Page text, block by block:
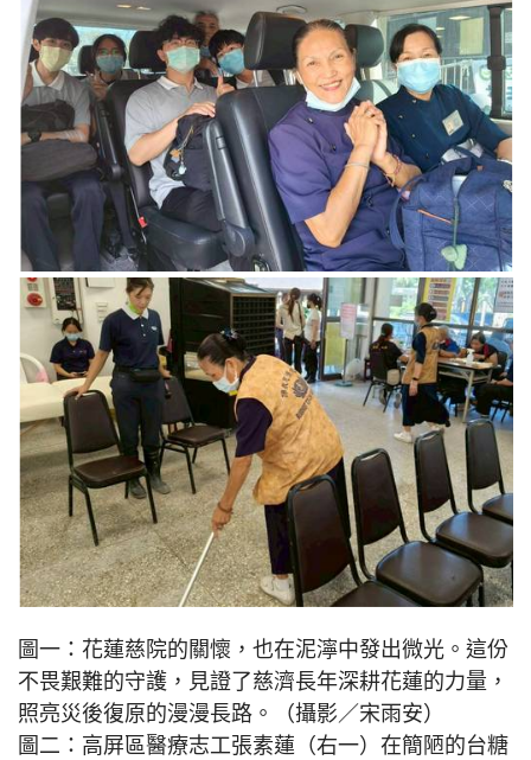
圖一：花蓮慈院的關懷，也在泥濘中發出微光。這份
不畏艱難的守護，見證了慈濟長年深耕花蓮的力量，
照亮災後復原的漫漫長路。（攝影／宋雨安）
圖二：高屏區醫療志工張素蓮（右一）在簡陋的台糖